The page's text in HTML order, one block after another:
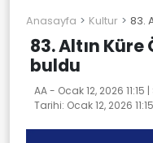
Anasayfa Kultur 83.
83. Altın
buldu
AA - Ocak 12, 2026 11:15 |
Tarihi: Ocak 12, 2026 11:15